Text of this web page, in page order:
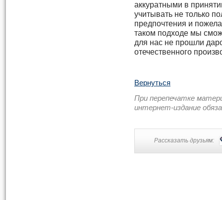
аккуратными в
учитывать не только
предпочтения и
таком подходе мы
для нас не прошли
отечественного
Вернуться
При перепечатке
интернет-издание
Рассказать друзьям: